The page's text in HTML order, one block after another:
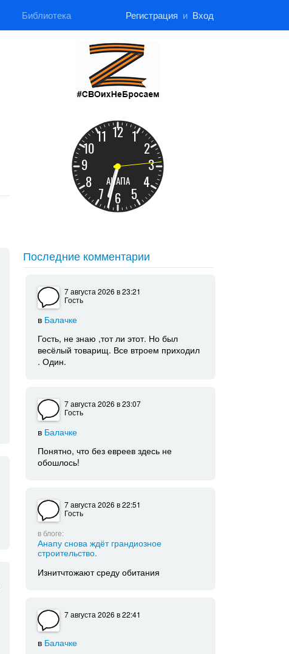
Библиотека Регистрация и Вход
Последние комментарии
7 августа 2026в 23:21
Гость
в Балачке
Гость, не знаю ,тот ли этот. Но был
весёлый товарищ. Все втроем приходил
. Один.
7 августа 2026в 23:07
Гость
в Балачке
Понятно, что без евреев здесь не
обошлось!
7 августа 2026в 22:51
Гость
в блоге:
Анапу снова ждёт грандиозное
строительство.
Изнитчтожают среду обитания
7 августа 2026в 22:41
в Балачке